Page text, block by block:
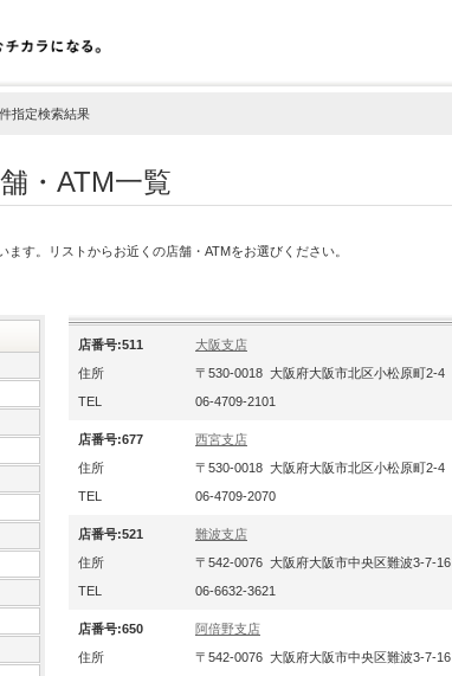
指定検索結果
・ATM一覧
す。リストからお近くの店舗・ATMをお選びください。
店番号:511
大阪支店
住所
〒530-0018 大阪府大阪市北区小松原町2-4
TEL
06-4709-2101
店番号:677
西宮支店
住所
〒530-0018 大阪府大阪市北区小松原町2-4
TEL
06-4709-2070
店番号:521
難波支店
住所
〒542-0076 大阪府大阪市中央区難波3-7-16
TEL
06-6632-3621
店番号:650
阿倍野支店
住所
〒542-0076 大阪府大阪市中央区難波3-7-16